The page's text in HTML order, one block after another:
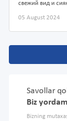
свежий вид и
05 August 2024
Savollar
Biz
Bizning